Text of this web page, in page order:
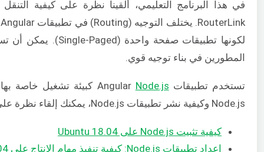
المطورين في بناء توجيه قوي.
تستخدم تطبيقات Angular Node.js
كبيئة تشغيل خاصة
Node.js وكيفية نشر تطبيقات Node.js، يمكنك إلقاء نظرة على البرامج التعليمية التالية:
كيفية تثبيت Node.js على Ubuntu 18.04